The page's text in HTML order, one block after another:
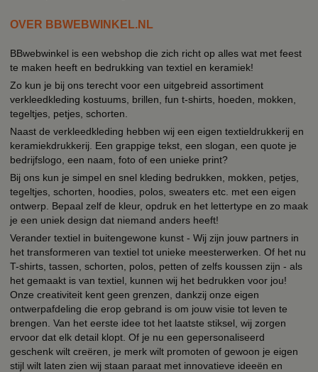
OVER BBWEBWINKEL.NL
BBwebwinkel is een webshop die zich richt op alles wat met feest
te maken heeft en bedrukking van textiel en keramiek!
Zo kun je bij ons terecht voor een uitgebreid assortiment
verkleedkleding kostuums, brillen, fun t-shirts, hoeden, mokken,
tegeltjes, petjes, schorten.
Naast de verkleedkleding hebben wij een eigen textieldrukkerij en
keramiekdrukkerij. Een grappige tekst, een slogan, een quote je
bedrijfslogo, een naam, foto of een unieke print?
Bij ons kun je simpel en snel kleding bedrukken, mokken, petjes,
tegeltjes, schorten, hoodies, polos, sweaters etc. met een eigen
ontwerp. Bepaal zelf de kleur, opdruk en het lettertype en zo maak
je een uniek design dat niemand anders heeft!
Verander textiel in buitengewone kunst - Wij zijn jouw partners in
het transformeren van textiel tot unieke meesterwerken. Of het nu
T-shirts, tassen, schorten, polos, petten of zelfs koussen zijn - als
het gemaakt is van textiel, kunnen wij het bedrukken voor jou!
Onze creativiteit kent geen grenzen, dankzij onze eigen
ontwerpafdeling die erop gebrand is om jouw visie tot leven te
brengen. Van het eerste idee tot het laatste stiksel, wij zorgen
ervoor dat elk detail klopt. Of je nu een gepersonaliseerd
geschenk wilt creëren, je merk wilt promoten of gewoon je eigen
stijl wilt laten zien wij staan paraat met innovatieve ideeën en